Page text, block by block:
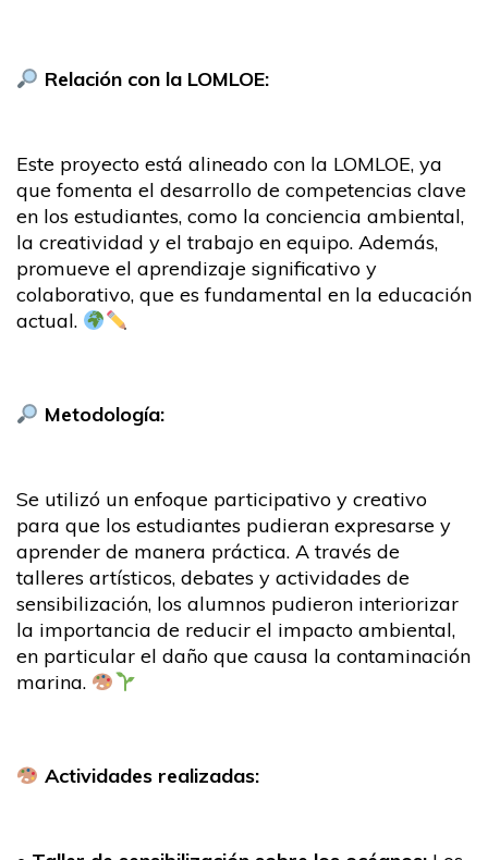
Relación con la LOMLOE:
Este proyecto está alineado con la LOMLOE, ya
que fomenta el desarrollo de competencias clave
en los estudiantes, como la conciencia ambiental,
la creatividad y el trabajo en equipo. Además,
promueve el aprendizaje significativo y
colaborativo, que es fundamental en la educación
actual.
Metodología:
Se utilizó un enfoque participativo y creativo
para que los estudiantes pudieran expresarse y
aprender de manera práctica. A través de
talleres artísticos, debates y actividades de
sensibilización, los alumnos pudieron interiorizar
la importancia de reducir el impacto ambiental,
en particular el daño que causa la contaminación
marina.
Actividades realizadas: